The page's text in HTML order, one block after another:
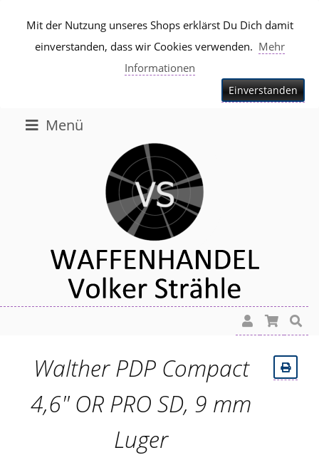
Mit der Nutzung unseres Shops erklärst Du Dich damit
einverstanden, dass wir Cookies verwenden. Mehr
Informationen
Einverstanden
Menü
Walther PDP Compact
4,6" OR PRO SD, 9 mm
Luger